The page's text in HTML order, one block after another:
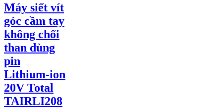
Máy siết vít
góc cầm tay
không chổi
than dùng
pin
Lithium-ion
20V Total
TAIRLI208